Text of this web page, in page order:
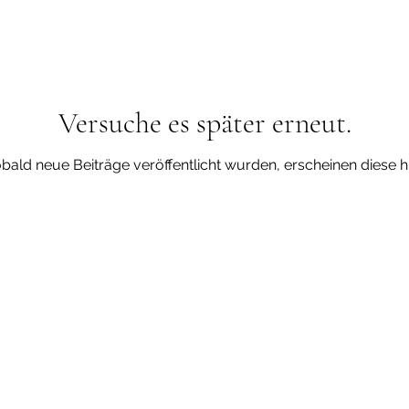
Versuche es später erneut.
neue Beiträge veröffentlicht wurden, erscheinen diese